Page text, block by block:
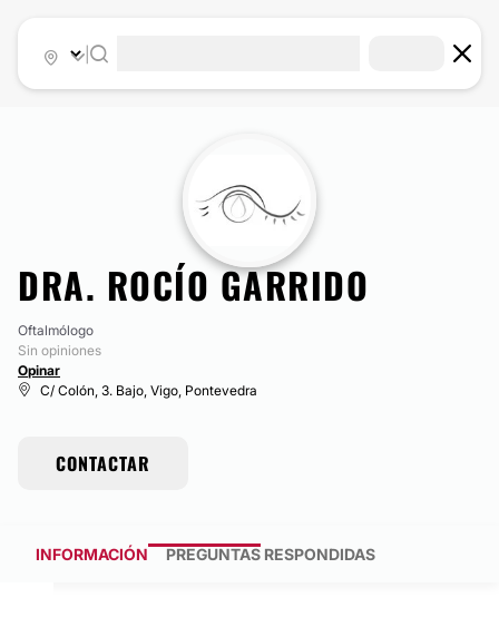
DRA. ROCÍO GARRIDO
Oftalmólogo
Sin opiniones
Opinar
C/ Colón, 3. Bajo, Vigo, Pontevedra
CONTACTAR
INFORMACIÓN PREGUNTAS RESPONDIDAS